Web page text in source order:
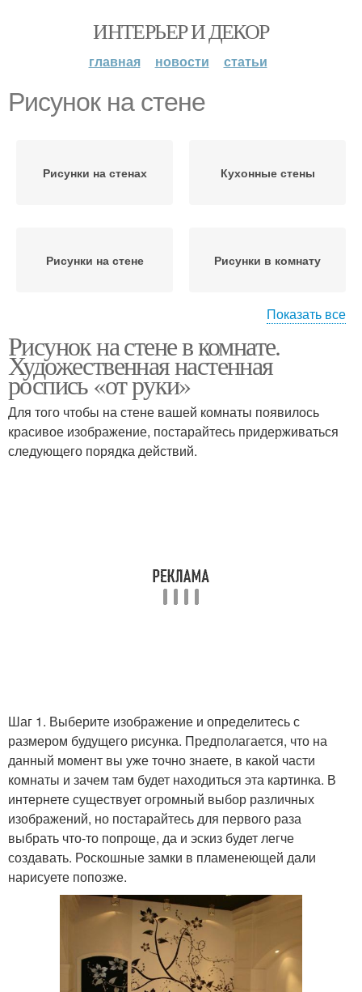
ИНТЕРЬЕР И ДЕКОР
главная новости статьи
Рисунок на стене
Рисунки на стенах Кухонные стены
Рисунки на стене Рисунки в комнату
Рисунки на стены Рисунок на стену
Стен в квартире Узоры на стенах
Показать все
Рисунок на стене в комнате.
Художественная настенная
роспись «от руки»
Для того чтобы на стене вашей комнаты появилось
красивое изображение, постарайтесь придерживаться
следующего порядка действий.
Шаг 1. Выберите изображение и определитесь с
размером будущего рисунка. Предполагается, что на
данный момент вы уже точно знаете, в какой части
комнаты и зачем там будет находиться эта картинка. В
интернете существует огромный выбор различных
изображений, но постарайтесь для первого раза
выбрать что-то попроще, да и эскиз будет легче
создавать. Роскошные замки в пламенеющей дали
нарисуете попозже.